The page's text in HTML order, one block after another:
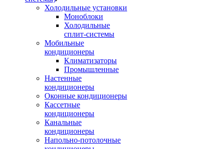
Холодильные установки
Моноблоки
Холодильные
сплит-системы
Мобильные
кондиционеры
Климатизаторы
Промышленные
Настенные
кондиционеры
Оконные кондиционеры
Кассетные
кондиционеры
Канальные
кондиционеры
Напольно-потолочные